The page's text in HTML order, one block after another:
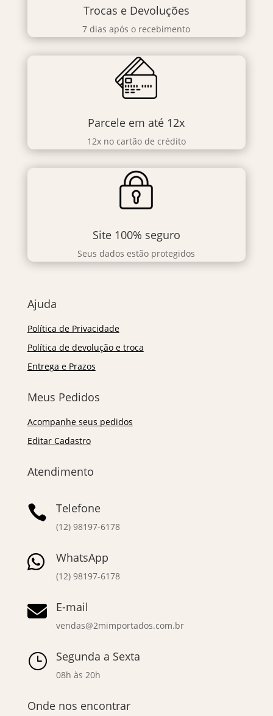
Trocas e Devoluções
7 dias após o recebimento
Parcele em até 12x
12x no cartão de crédito
Site 100% seguro
Seus dados estão protegidos
Ajuda
Política de Privacidade
Política de devolução e troca
Entrega e Prazos
Meus Pedidos
Acompanhe seus pedidos
Editar Cadastro
Atendimento
 Telefone
(12) 98197-6178
 WhatsApp
(12) 98197-6178
 E-mail
vendas@2mimportados.com.br
} Segunda a Sexta
08h às 20h
Onde nos encontrar